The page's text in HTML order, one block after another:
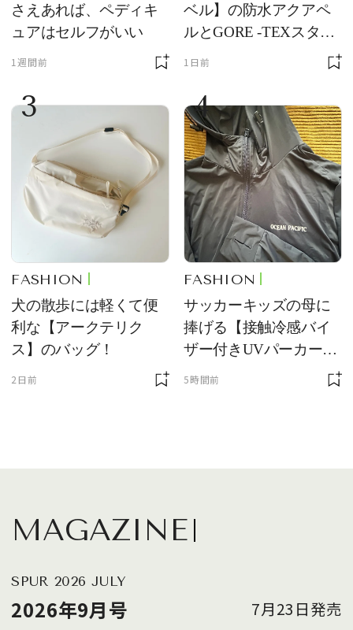
さえあれば、ペディキ
ュアはセルフがいい
1週間前
ベル】の防水アクアペ
ルとGORE -TEXスタッ
フバッグが優秀すぎる
1日前
3
FASHION
犬の散歩には軽くて便
利な【アークテリク
ス】のバッグ！
2日前
4
FASHION
サッカーキッズの母に
捧げる【接触冷感バイ
ザー付きUVパーカー】
5時間前
MAGAZINE
SPUR 2026 JULY
2026年9月号 7月23日発売